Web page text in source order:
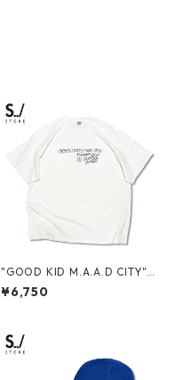
"GOOD KID M.A.A.D CITY"
S/S TEE
¥6,750